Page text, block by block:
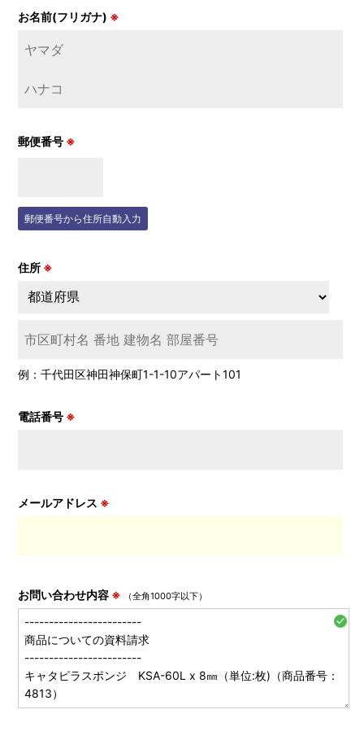
お名前(フリガナ) ※
郵便番号 ※
郵便番号から住所自動入力
住所 ※
例：千代田区神田神保町1-1-10アパート101
電話番号 ※
メールアドレス ※
お問い合わせ内容 ※ （全角1000字以下）
check